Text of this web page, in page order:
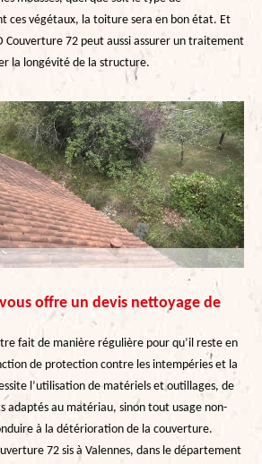
ces végétaux, la toiture sera en bon état. Et
Couverture 72 peut aussi assurer un traitement
la longévité de la structure.
offre un devis nettoyage de
fait de manière régulière pour qu’il reste en
de protection contre les intempéries et la
l’utilisation de matériels et outillages, de
adaptés au matériau, sinon tout usage non-
à la détérioration de la couverture.
72 sis à Valennes, dans le département